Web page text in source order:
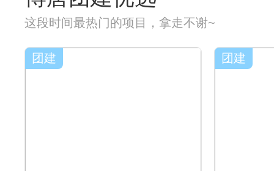
这段时间最热门的项目，拿走不谢~
团建 团建